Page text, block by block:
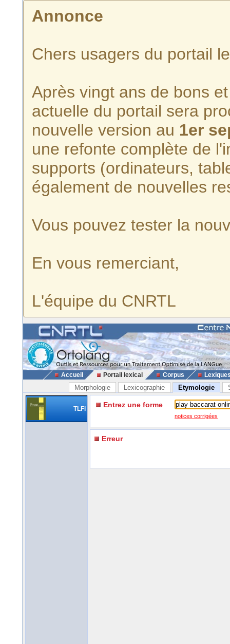
Annonce
Chers usagers du portail
Après vingt ans de bons
actuelle du portail sera
nouvelle version au 1er
une refonte complète de
supports (ordinateurs,
également de nouvelles
Vous pouvez tester la
En vous remerciant,
L'équipe du CNRTL
Accueil Portail lexical Corpus
Morphologie Lexicographie Etymologie
TLFi Entrez une forme
notices corrigées
Erreur